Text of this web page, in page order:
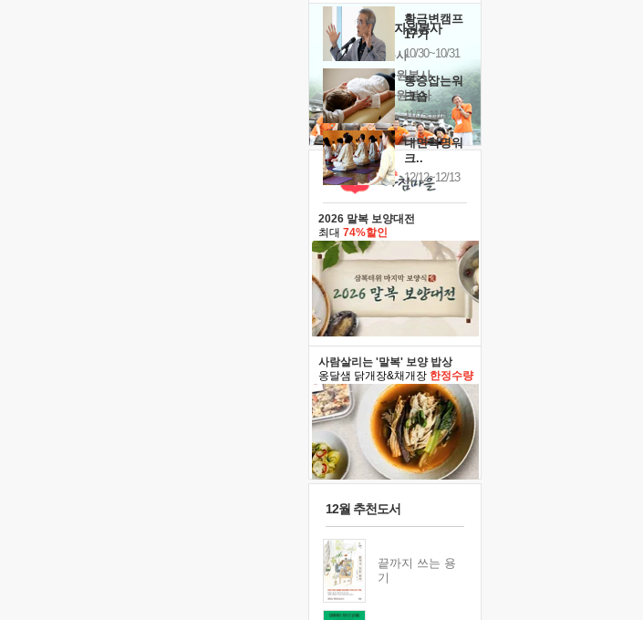
황금변캠프
17기
10/30~10/31
통증잡는워
크숍
11/7~11/8
내면혁명워
크..
12/12~12/13
'옹달샘의 꽃' 자원봉사
· 청년 자원봉사
· 금빛청년 자원봉사
· 음식연구 자원봉사
2026 말복 보양대전
최대 74%할인
사람살리는 '말복' 보양 밥상
옹달샘 닭개장&채개장 한정수량
12월 추천도서
끝까지 쓰는 용
기